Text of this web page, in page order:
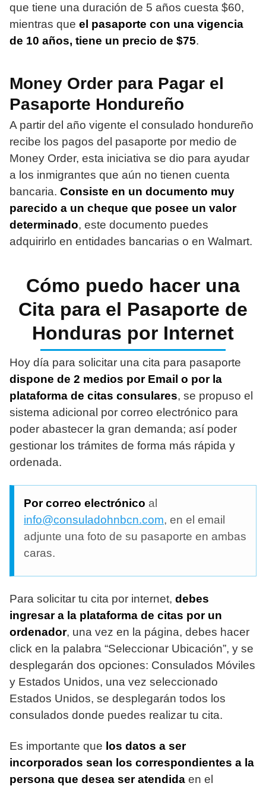
que tiene una duración de 5 años cuesta $60,
mientras que el pasaporte con una vigencia
de 10 años, tiene un precio de $75.
Money Order para Pagar el
Pasaporte Hondureño
A partir del año vigente el consulado hondureño
recibe los pagos del pasaporte por medio de
Money Order, esta iniciativa se dio para ayudar
a los inmigrantes que aún no tienen cuenta
bancaria. Consiste en un documento muy
parecido a un cheque que posee un valor
determinado, este documento puedes
adquirirlo en entidades bancarias o en Walmart.
Cómo puedo hacer una
Cita para el Pasaporte de
Honduras por Internet
Hoy día para solicitar una cita para pasaporte
dispone de 2 medios por Email o por la
plataforma de citas consulares, se propuso el
sistema adicional por correo electrónico para
poder abastecer la gran demanda; así poder
gestionar los trámites de forma más rápida y
ordenada.
Por correo electrónico al
info@consuladohnbcn.com, en el email
adjunte una foto de su pasaporte en ambas
caras.
Para solicitar tu cita por internet, debes
ingresar a la plataforma de citas por un
ordenador, una vez en la página, debes hacer
click en la palabra “Seleccionar Ubicación”, y se
desplegarán dos opciones: Consulados Móviles
y Estados Unidos, una vez seleccionado
Estados Unidos, se desplegarán todos los
consulados donde puedes realizar tu cita.
Es importante que los datos a ser
incorporados sean los correspondientes a la
persona que desea ser atendida en el